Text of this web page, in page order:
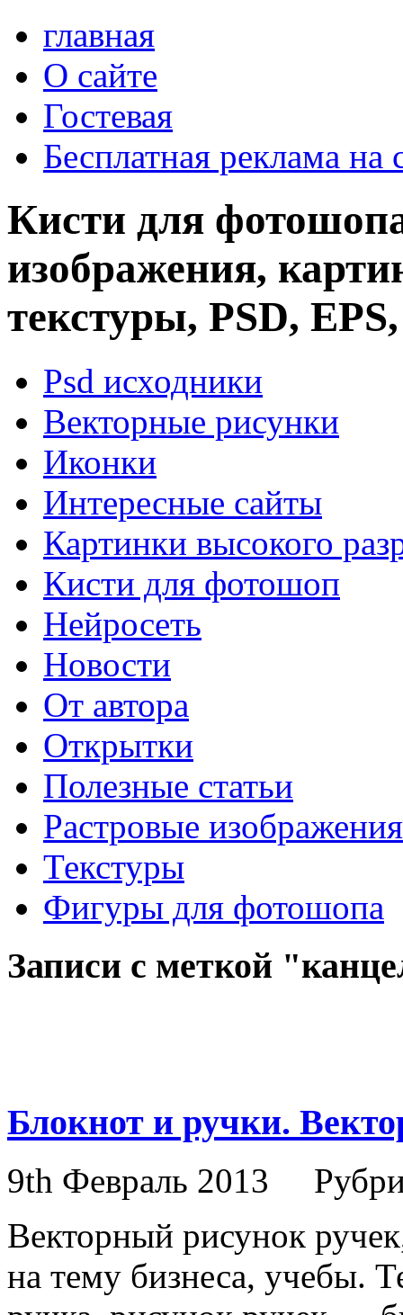
главная
О сайте
Гостевая
Бесплатная реклама на
Кисти для
изображения,
текстуры, PSD,
Psd исходники
Векторные рисунки
Иконки
Интересные сайты
Картинки высокого
Кисти для фотошоп
Нейросеть
Новости
От автора
Открытки
Полезные статьи
Растровые изображения
Текстуры
Фигуры для фотошопа
Записи с меткой
Блокнот и ручки.
9th Февраль 2013
Векторный рисунок
на тему бизнеса, учебы.